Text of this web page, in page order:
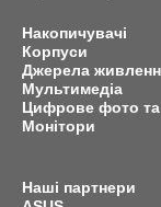
Накопичувачі
Корпуси
Джерела
Мультимедіа
Цифрове фото та
Монітори
Наші партнери